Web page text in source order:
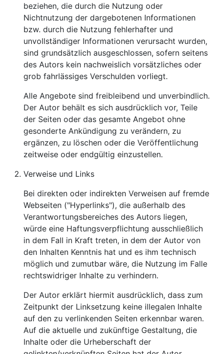
beziehen, die durch die Nutzung oder
Nichtnutzung der dargebotenen Informationen
bzw. durch die Nutzung fehlerhafter und
unvollständiger Informationen verursacht wurden,
sind grundsätzlich ausgeschlossen, sofern seitens
des Autors kein nachweislich vorsätzliches oder
grob fahrlässiges Verschulden vorliegt.
Alle Angebote sind freibleibend und unverbindlich.
Der Autor behält es sich ausdrücklich vor, Teile
der Seiten oder das gesamte Angebot ohne
gesonderte Ankündigung zu verändern, zu
ergänzen, zu löschen oder die Veröffentlichung
zeitweise oder endgültig einzustellen.
Verweise und Links
Bei direkten oder indirekten Verweisen auf fremde
Webseiten ("Hyperlinks"), die außerhalb des
Verantwortungsbereiches des Autors liegen,
würde eine Haftungsverpflichtung ausschließlich
in dem Fall in Kraft treten, in dem der Autor von
den Inhalten Kenntnis hat und es ihm technisch
möglich und zumutbar wäre, die Nutzung im Falle
rechtswidriger Inhalte zu verhindern.
Der Autor erklärt hiermit ausdrücklich, dass zum
Zeitpunkt der Linksetzung keine illegalen Inhalte
auf den zu verlinkenden Seiten erkennbar waren.
Auf die aktuelle und zukünftige Gestaltung, die
Inhalte oder die Urheberschaft der